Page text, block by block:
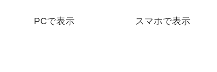
PCで表示 スマホで表示